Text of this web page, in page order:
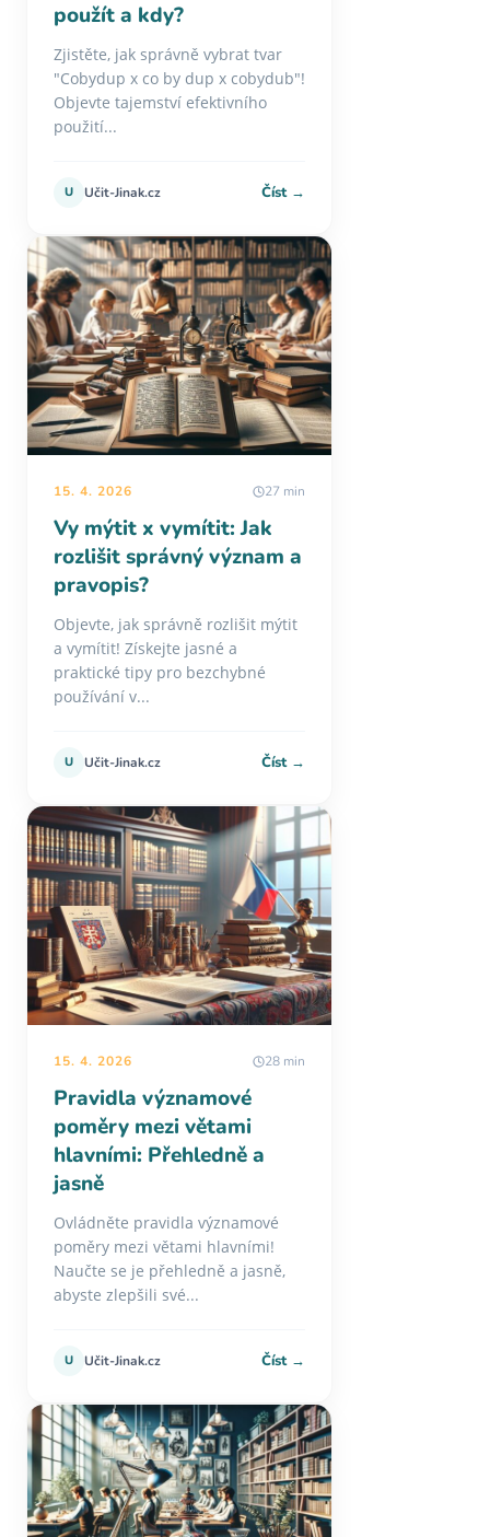
použít a kdy?
Zjistěte, jak správně vybrat tvar
"Cobydup x co by dup x cobydub"!
Objevte tajemství efektivního
použití...
U Učit-Jinak.cz Číst →
15. 4. 2026 27 min
Vy mýtit x vymítit: Jak
rozlišit správný význam a
pravopis?
Objevte, jak správně rozlišit mýtit
a vymítit! Získejte jasné a
praktické tipy pro bezchybné
používání v...
U Učit-Jinak.cz Číst →
15. 4. 2026 28 min
Pravidla významové
poměry mezi větami
hlavními: Přehledně a
jasně
Ovládněte pravidla významové
poměry mezi větami hlavními!
Naučte se je přehledně a jasně,
abyste zlepšili své...
U Učit-Jinak.cz Číst →